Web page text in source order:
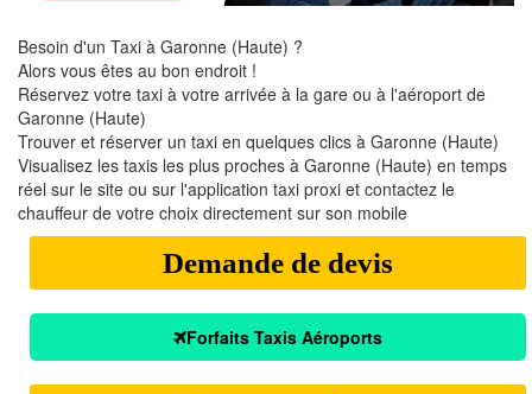
Besoin d'un Taxi à Garonne (Haute) ?
Alors vous êtes au bon endroit !
Réservez votre taxi à votre arrivée à la gare ou à l'aéroport de
Garonne (Haute)
Trouver et réserver un taxi en quelques clics à Garonne (Haute)
Visualisez les taxis les plus proches à Garonne (Haute) en temps
réel sur le site ou sur l'application taxi proxi et contactez le
chauffeur de votre choix directement sur son mobile
Demande de devis
Forfaits Taxis Aéroports